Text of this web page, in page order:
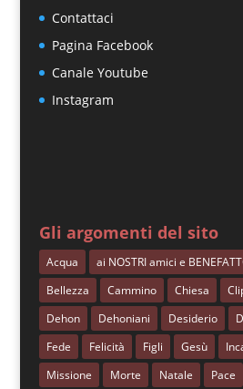
Contattaci
Pagina Facebook
Canale Youtube
Instagram
Gli argomenti del sito
Acqua ai NOSTRI amici e
Bellezza
Cammino Chiesa
Dehon
Dehoniani Desiderio
Fede
Felicità Figli Gesù
Missione
Morte Natale Pace